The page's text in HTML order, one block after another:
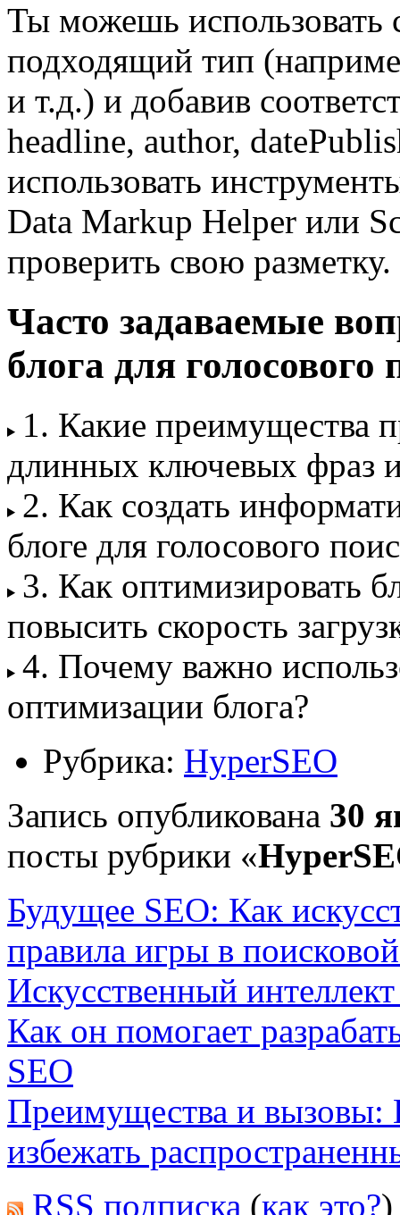
Ты можешь использовать
подходящий тип
и т.д.) и добавив
headline, author,
использовать
Data Markup Helper или
проверить свою разметку.
Часто задаваемые
блога для голосового
1. Какие преимущества
длинных ключевых фраз
2. Как создать
блоге для голосового
3. Как оптимизировать
повысить скорость
4. Почему важно
оптимизации блога?
Рубрика: HyperSEO
Запись опубликована 30
посты рубрики «
Будущее SEO: Как
правила игры в
Искусственный
Как он помогает
SEO
Преимущества и вызовы:
избежать
RSS подписка (как это?)